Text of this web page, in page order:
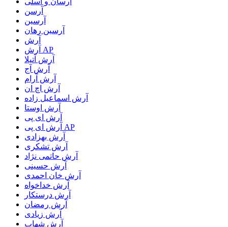
آرسن
آرسین
آرسین رهان
آرش
آرش AP
آرش آتیلا
آرش آج
آرش آرام
آرش اچ ان
آرش اسماعیل زاده
آرش اوستا
آرش ای پی
آرش ای پی AP
آرش بهزادی
آرش تشکری
آرش حاتمی نژاد
آرش حسینی
آرش خان احمدی
آرش خداخواه
آرش درستکار
آرش رمضان
آرش زیادی
آرش شهاب